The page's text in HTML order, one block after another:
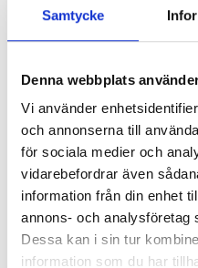
Samtycke
Denna webbplats
Vi använder
och annonserna till
för sociala medier och
vidarebefordrar även
information från din enhet
annons- och analysföretag
Dessa kan i sin tur
information som du har